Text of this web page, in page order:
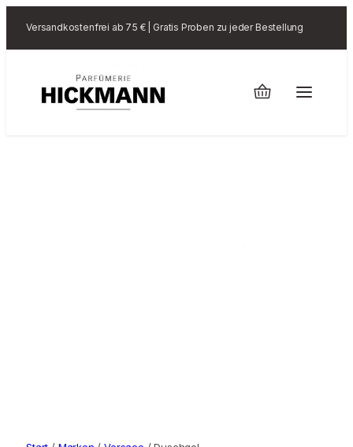
Versandkostenfrei ab 75 € | Gratis Proben zu jeder Bestellung